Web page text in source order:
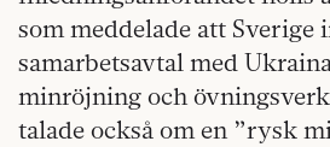
som meddelade att Sverige
samarbetsavtal med
minröjning och
talade också om en ”rysk